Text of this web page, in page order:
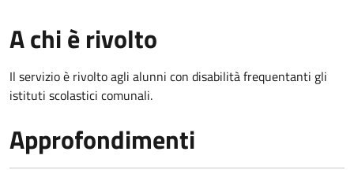
A chi è rivolto
Il servizio è rivolto agli alunni con disabilità frequentanti gli
istituti scolastici comunali.
Approfondimenti